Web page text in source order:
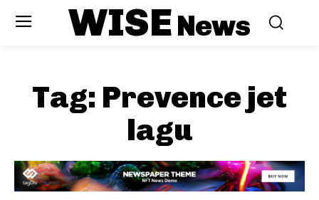
WISENews
Tag: Prevence jet
lagu